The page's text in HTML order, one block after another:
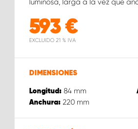
luminosa, larga a la vez que
593 €
EXCLUIDO 21 % IVA
DIMENSIONES
Longitud: 84 mm
Anchura: 220 mm